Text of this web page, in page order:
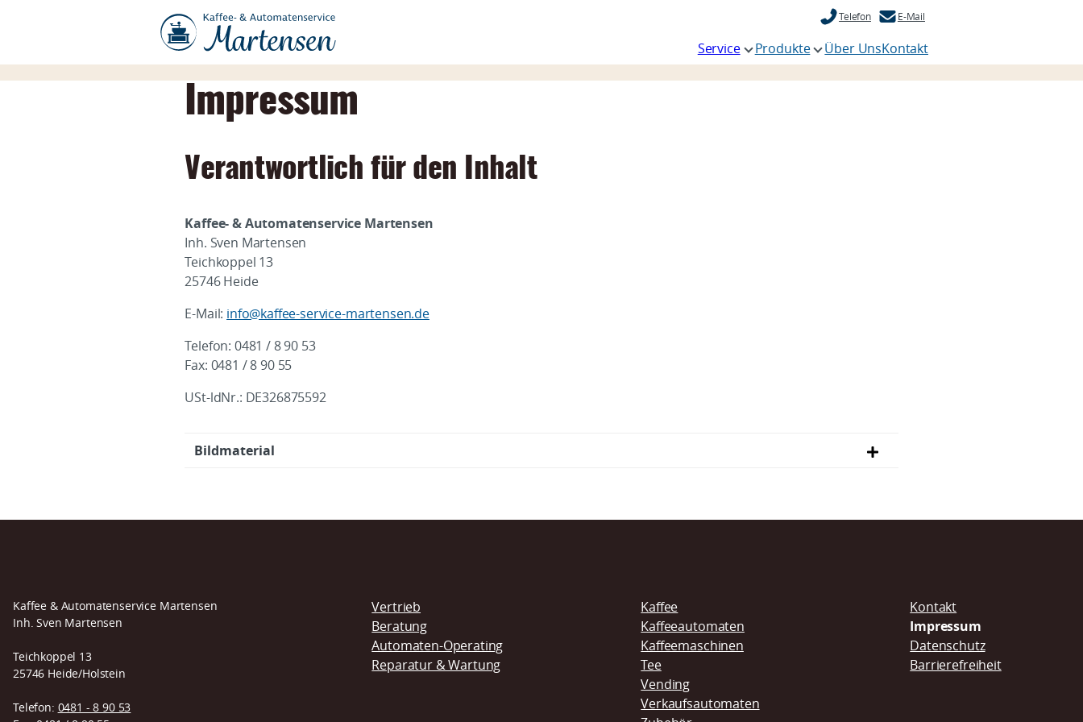
Telefon E-Mail
überspringen
Service Produkte Über UnsKontakt
Impressum
Verantwortlich für den Inhalt
Kaffee- & Automatenservice Martensen
Inh. Sven Martensen
Teichkoppel 13
25746 Heide
E-Mail: info@kaffee-service-martensen.de
Telefon: 0481 / 8 90 53
Fax: 0481 / 8 90 55
USt-ldNr.: DE326875592
Bildmaterial
Kaffee & Automatenservice Martensen
Inh. Sven Martensen
Teichkoppel 13
25746 Heide/Holstein
Telefon: 0481 - 8 90 53
Navigation
überspringen
Vertrieb
Beratung
Automaten-Operating
Reparatur & Wartung
Kaffee
Kaffeeautomaten
Kaffeemaschinen
Tee
Vending
Verkaufsautomaten
Navigation
überspringen
Kontakt
Impressum
Datenschutz
Barrierefreiheit